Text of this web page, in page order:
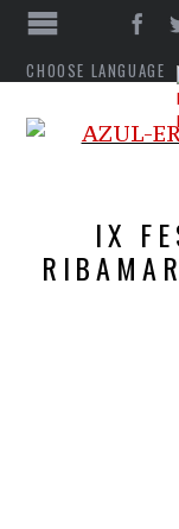
CHOOSE LANGUAGE
IX